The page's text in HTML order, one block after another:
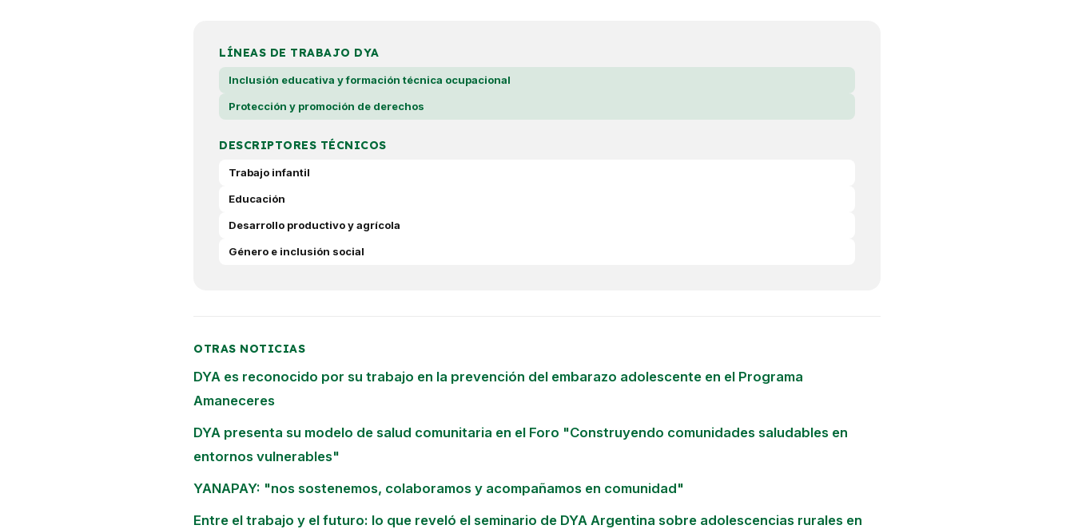
LÍNEAS DE TRABAJO DYA
Inclusión educativa y formación técnica ocupacional
Protección y promoción de derechos
DESCRIPTORES TÉCNICOS
Trabajo infantil
Educación
Desarrollo productivo y agrícola
Género e inclusión social
OTRAS NOTICIAS
DYA es reconocido por su trabajo en la prevención del embarazo adolescente en el Programa
Amaneceres
DYA presenta su modelo de salud comunitaria en el Foro "Construyendo comunidades saludables en
entornos vulnerables"
YANAPAY: "nos sostenemos, colaboramos y acompañamos en comunidad"
Entre el trabajo y el futuro: lo que reveló el seminario de DYA Argentina sobre adolescencias rurales en